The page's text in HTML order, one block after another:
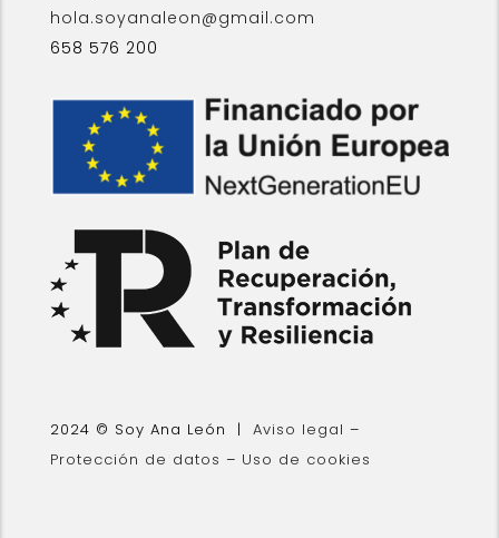
hola.soyanaleon@gmail.com
658 576 200
2024 © Soy Ana León | Aviso legal –
Protección de datos – Uso de cookies